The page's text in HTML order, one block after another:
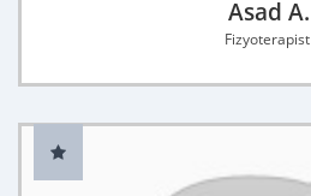
Asad A.
Fizyoterapist